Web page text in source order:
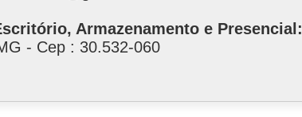
Armazenamento e Presencial:
- Cep : 30.532-060